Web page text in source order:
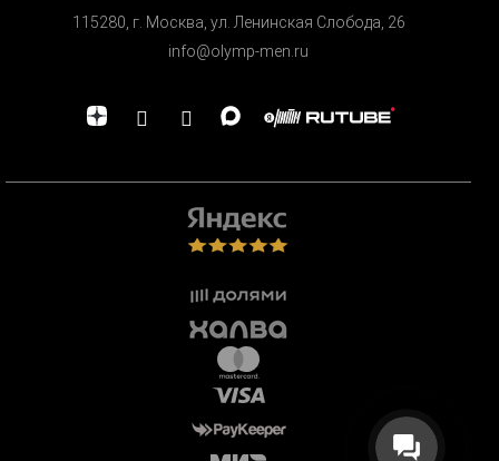
115280, г. Москва, ул. Ленинская Cлобода, 26
info@olymp-men.ru